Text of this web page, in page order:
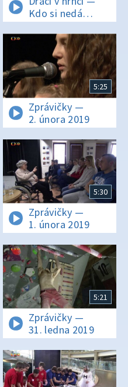
Kdo si nedá
snídani, nemá sílu
na hraní!
5:25
Zprávičky —
2. února 2019
5:30
Zprávičky —
1. února 2019
5:21
Zprávičky —
31. ledna 2019